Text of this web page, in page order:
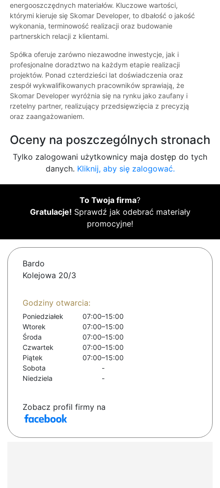
energooszczędnych materiałów. Kluczowe wartości,
którymi kieruje się Skomar Developer, to dbałość o jakość
wykonania, terminowość realizacji oraz budowanie
partnerskich relacji z klientami.
Spółka oferuje zarówno niezawodne inwestycje, jak i
profesjonalne doradztwo na każdym etapie realizacji
projektów. Ponad czterdzieści lat doświadczenia oraz
zespół wykwalifikowanych pracowników sprawiają, że
Skomar Developer wyróżnia się na rynku jako zaufany i
rzetelny partner, realizujący przedsięwzięcia z precyzją
oraz zaangażowaniem.
Oceny na poszczególnych stronach
Tylko zalogowani użytkownicy maja dostęp do tych
danych. Kliknij, aby się zalogować.
To Twoja firma?
Gratulacje! Sprawdź jak odebrać materiały
promocyjne!
Bardo
Kolejowa 20/3
Godziny otwarcia:
Poniedziałek
07:00–15:00
Wtorek
07:00–15:00
Środa
07:00–15:00
Czwartek
07:00–15:00
Piątek
07:00–15:00
Sobota
-
Niedziela
-
Zobacz profil firmy na